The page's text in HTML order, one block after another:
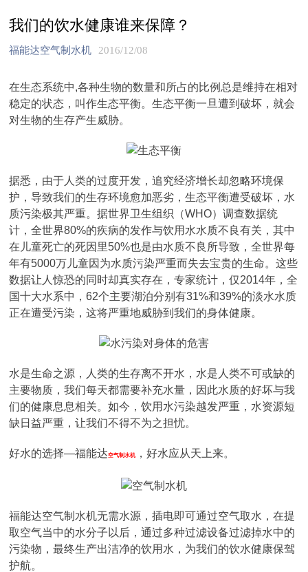
我们的饮水健康谁来保障？
福能达空气制水机 2016/12/08
在生态系统中,各种生物的数量和所占的比例总是维持在相对
稳定的状态，叫作生态平衡。生态平衡一旦遭到破坏，就会
对生物的生存产生威胁。
据悉，由于人类的过度开发，追究经济增长却忽略环境保
护，导致我们的生存环境愈加恶劣，生态平衡遭受破坏，水
质污染极其严重。据世界卫生组织（WHO）调查数据统
计，全世界80%的疾病的发作与饮用水水质不良有关，其中
在儿童死亡的死因里50%也是由水质不良所导致，全世界每
年有5000万儿童因为水质污染严重而失去宝贵的生命。这些
数据让人惊恐的同时却真实存在，专家统计，仅2014年，全
国十大水系中，62个主要湖泊分别有31%和39%的淡水水质
正在遭受污染，这将严重地威胁到我们的身体健康。
水是生命之源，人类的生存离不开水，水是人类不可或缺的
主要物质，我们每天都需要补充水量，因此水质的好坏与我
们的健康息息相关。如今，饮用水污染越发严重，水资源短
缺日益严重，让我们不得不为之担忧。
好水的选择—福能达空气制水机 ，好水应从天上来。
福能达空气制水机无需水源，插电即可通过空气取水，在提
取空气当中的水分子以后，通过多种过滤设备过滤掉水中的
污染物，最终生产出洁净的饮用水，为我们的饮水健康保驾
护航。